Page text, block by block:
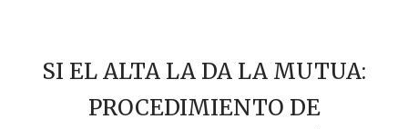
SI EL ALTA LA DA LA MUTUA:
PROCEDIMIENTO DE